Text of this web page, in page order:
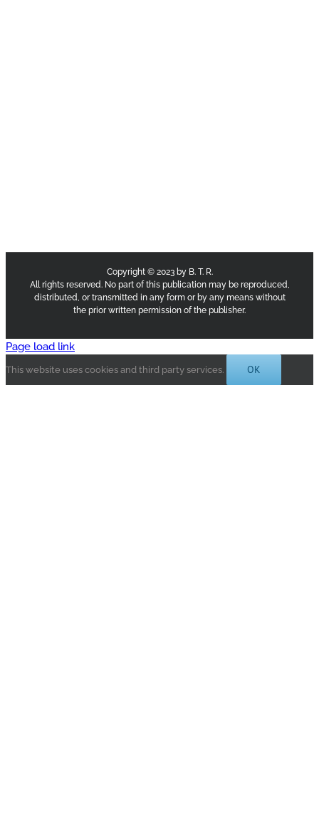
Copyright © 2023 by B. T. R.
All rights reserved. No part of this publication may be reproduced,
distributed, or transmitted in any form or by any means without
the prior written permission of the publisher.
Page load link
This website uses cookies and third party services. OK